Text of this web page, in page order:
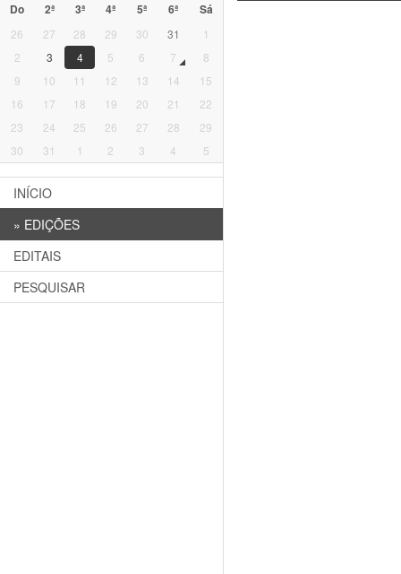
Do
2ª 3ª 4ª 5ª 6ª Sá
26 27 28 29 30 31
1
2
3 4 5 6 7
8
9
10 11 12 13 14
15
16
17 18 19 20 21
22
23
24 25 26 27 28
29
30
31 1 2 3 4 5
INÍCIO
» EDIÇÕES
EDITAIS
PESQUISAR